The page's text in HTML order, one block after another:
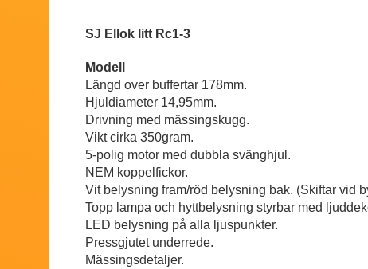
SJ Ellok litt Rc1-3
Modell
Längd over buffertar 178mm.
Hjuldiameter 14,95mm.
Drivning med mässingskugg.
Vikt cirka 350gram.
5-polig motor med dubbla svänghjul.
NEM koppelfickor.
Vit belysning fram/röd belysning bak. (Skiftar vid
Topp lampa och hyttbelysning styrbar med
LED belysning på alla ljuspunkter.
Pressgjutet underrede.
Mässingsdetaljer.